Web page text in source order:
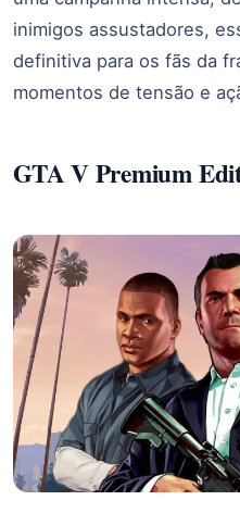
inimigos assustadores,
definitiva para os fãs da
momentos de tensão e
GTA V Premium